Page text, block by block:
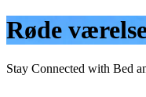
Røde
Stay Connected with Bed